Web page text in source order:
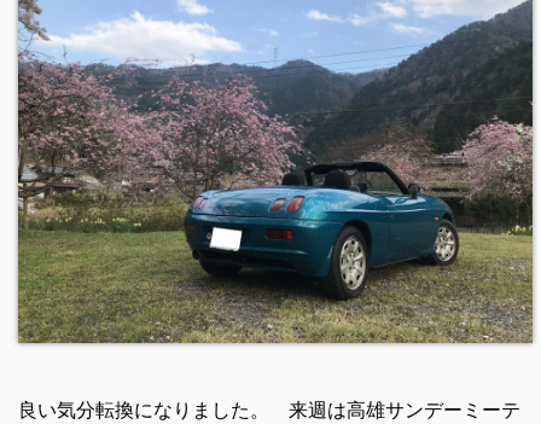
良い気分転換になりました。 来週は高雄サンデーミーテ